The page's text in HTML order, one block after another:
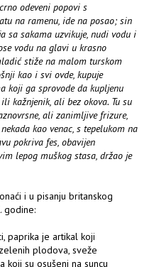
odeveni popovi s
na ramenu, ide na posao; sin
sa sakama uzvikuje, nudi vodu i
vodu na glavi u krasno
stiže na malom turskom
kao i svi ovde, kupuje
koji ga sprovode da kupljenu
kažnjenik, ali bez okova. Tu su
ali zanimljive frizure,
kao venac, s tepelukom na
pokriva fes, obavijen
lepog muškog stasa, držao je
i u pisanju britanskog
godine:
paprika je artikal koji
plodova, sveže
su osušeni na suncu